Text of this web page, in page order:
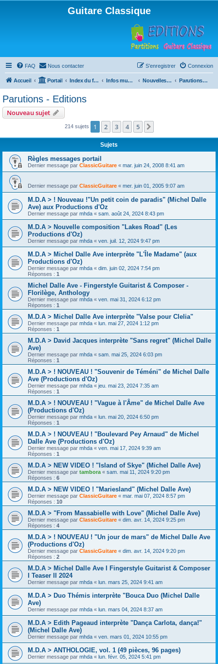
Guitare Classique
FAQ Nous contacter Connexion
S’enregistrer
Accueil Portail Index du forum Infos musicales Nouvelles de toutes sortes, concerts, partitions… Parutions - Editions
Parutions - Editions
Nouveau sujet
214 sujets 1 2 3 4 5
Sujets
Règles messages portail
Dernier message par ClassicGuitare « mar. juin 24, 2008 8:41 am
Dernier message par ClassicGuitare « mer. juin 01, 2005 9:07 am
M.D.A > ! Nouveau !"Un petit coin de paradis" (Michel Dalle
Ave) aux Productions d'Oz
Dernier message par mhda « sam. août 24, 2024 8:43 pm
M.D.A > Nouvelle composition "Lakes Road" (Les
Productions d'Oz)
Dernier message par mhda « ven. juil. 12, 2024 9:47 pm
M.D.A > Michel Dalle Ave interprète "L'Île Madame" (aux
Productions d'Oz)
Dernier message par mhda « dim. juin 02, 2024 7:54 pm
Réponses : 1
Michel Dalle Ave - Fingerstyle Guitarist & Composer -
Florilège, Anthology
Dernier message par mhda « ven. mai 31, 2024 6:12 pm
Réponses : 1
M.D.A > Michel Dalle Ave interprète "Valse pour Clelia"
Dernier message par mhda « lun. mai 27, 2024 1:12 pm
Réponses : 1
M.D.A > David Jacques interprète "Sans regret" (Michel Dalle
Ave)
Dernier message par mhda « sam. mai 25, 2024 6:03 pm
Réponses : 1
M.D.A > ! NOUVEAU ! "Souvenir de Téméni" de Michel Dalle
Ave (Productions d'Oz)
Dernier message par mhda « jeu. mai 23, 2024 7:35 am
Réponses : 1
M.D.A > ! NOUVEAU ! "Vague à l'Âme" de Michel Dalle Ave
(Productions d'Oz)
Dernier message par mhda « lun. mai 20, 2024 6:50 pm
Réponses : 1
M.D.A > ! NOUVEAU ! "Boulevard Pey Arnaud" de Michel
Dalle Ave (Productions d'Oz)
Dernier message par mhda « ven. mai 17, 2024 9:39 am
Réponses : 1
M.D.A > NEW VIDEO ! "Island of Skye" (Michel Dalle Ave)
Dernier message par tambora « sam. mai 11, 2024 9:20 pm
Réponses : 6
M.D.A > NEW VIDEO ! "Mariesland" (Michel Dalle Ave)
Dernier message par ClassicGuitare « mar. mai 07, 2024 8:57 pm
Réponses : 10
M.D.A > "From Massabielle with Love" (Michel Dalle Ave)
Dernier message par ClassicGuitare « dim. avr. 14, 2024 9:25 pm
Réponses : 4
M.D.A > ! NOUVEAU ! "Un jour de mars" de Michel Dalle Ave
(Productions d'Oz)
Dernier message par ClassicGuitare « dim. avr. 14, 2024 9:20 pm
Réponses : 2
M.D.A > Michel Dalle Ave I Fingerstyle Guitarist & Composer
I Teaser II 2024
Dernier message par mhda « lun. mars 25, 2024 9:41 am
M.D.A > Duo Thémis interprète "Bouca Duo (Michel Dalle
Ave)
Dernier message par mhda « lun. mars 04, 2024 8:37 am
M.D.A > Edith Pageaud interprète "Dança Carlota, dança!"
(Michel Dalle Ave)
Dernier message par mhda « ven. mars 01, 2024 10:55 pm
M.D.A > ANTHOLOGIE, vol. 1 (49 pièces, 96 pages)
Dernier message par mhda « lun. févr. 05, 2024 5:41 pm